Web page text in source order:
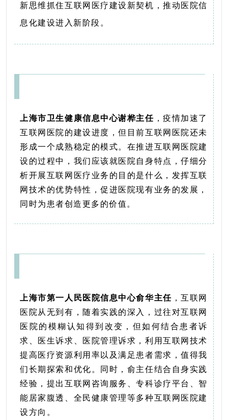
新思维抓住互联网医疗建设新契机，推动医院信
息化建设进入新阶段。
上海市卫生健康信息中心谢桦主任 ，疫情加速了
互联网医院的建设进度，但目前互联网医院还未
形成一个成熟稳定的模式。在推进互联网医院建
设的过程中，我们应该就医院自身特点，仔细分
析开展互联网医疗业务的目的是什么，发挥互联
网技术的优势特性，促进医院现有业务的发展，
同时为患者创造更多的价值。
上海市第一人民医院信息中心俞华主任 ，互联网
医院从无到有，随着实践的深入，过往对互联网
医院的模糊认知得到改变，但如何结合患者诉
求、医生诉求、医院管理诉求，利用互联网技术
提高医疗资源利用率以及满足患者需求，值得我
们长期探索和优化。同时，俞主任结合自身实践
经验，提出互联网咨询服务、专科诊疗平台、智
能居家腹透、全民健康管理等多种互联网医院建
设方向。